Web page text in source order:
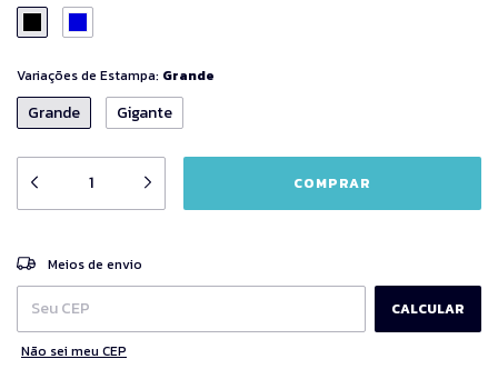
Variações de Estampa: Grande
Grande Gigante
Entregas para o CEP:
Meios de envio
CALCULAR
Não sei meu CEP